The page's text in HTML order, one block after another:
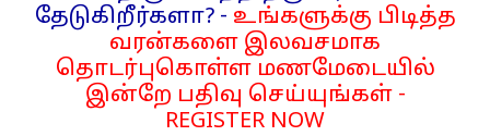
தேடுகிறீர்களா? - உங்களுக்கு பிடித்த
வரன்களை இலவசமாக
தொடர்புகொள்ள மணமேடையில்
இன்றே பதிவு செய்யுங்கள் -
REGISTER NOW